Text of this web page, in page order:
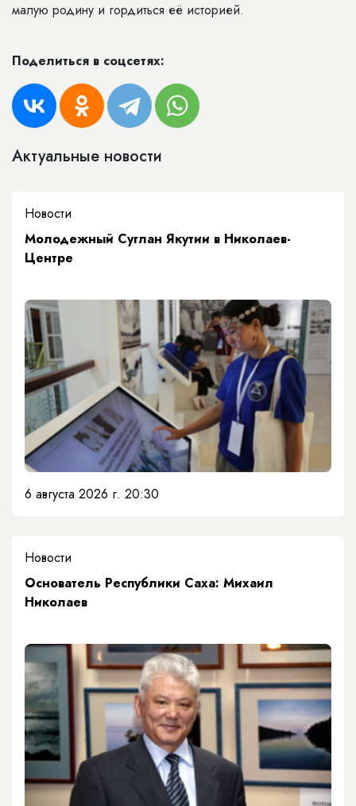
малую родину и гордиться её историей.
Поделиться в соцсетях:
Актуальные новости
Новости
Молодежный Суглан Якутии в Николаев-
Центре
6 августа 2026 г. 20:30
Новости
Основатель Республики Саха: Михаил
Николаев